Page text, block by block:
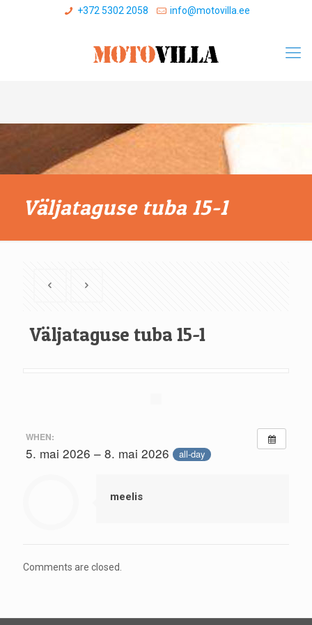
+372 5302 2058 info@motovilla.ee
Väljataguse tuba 15-1
Väljataguse tuba 15-1
WHEN:
5. mai 2026 – 8. mai 2026 all-day
meelis
Comments are closed.